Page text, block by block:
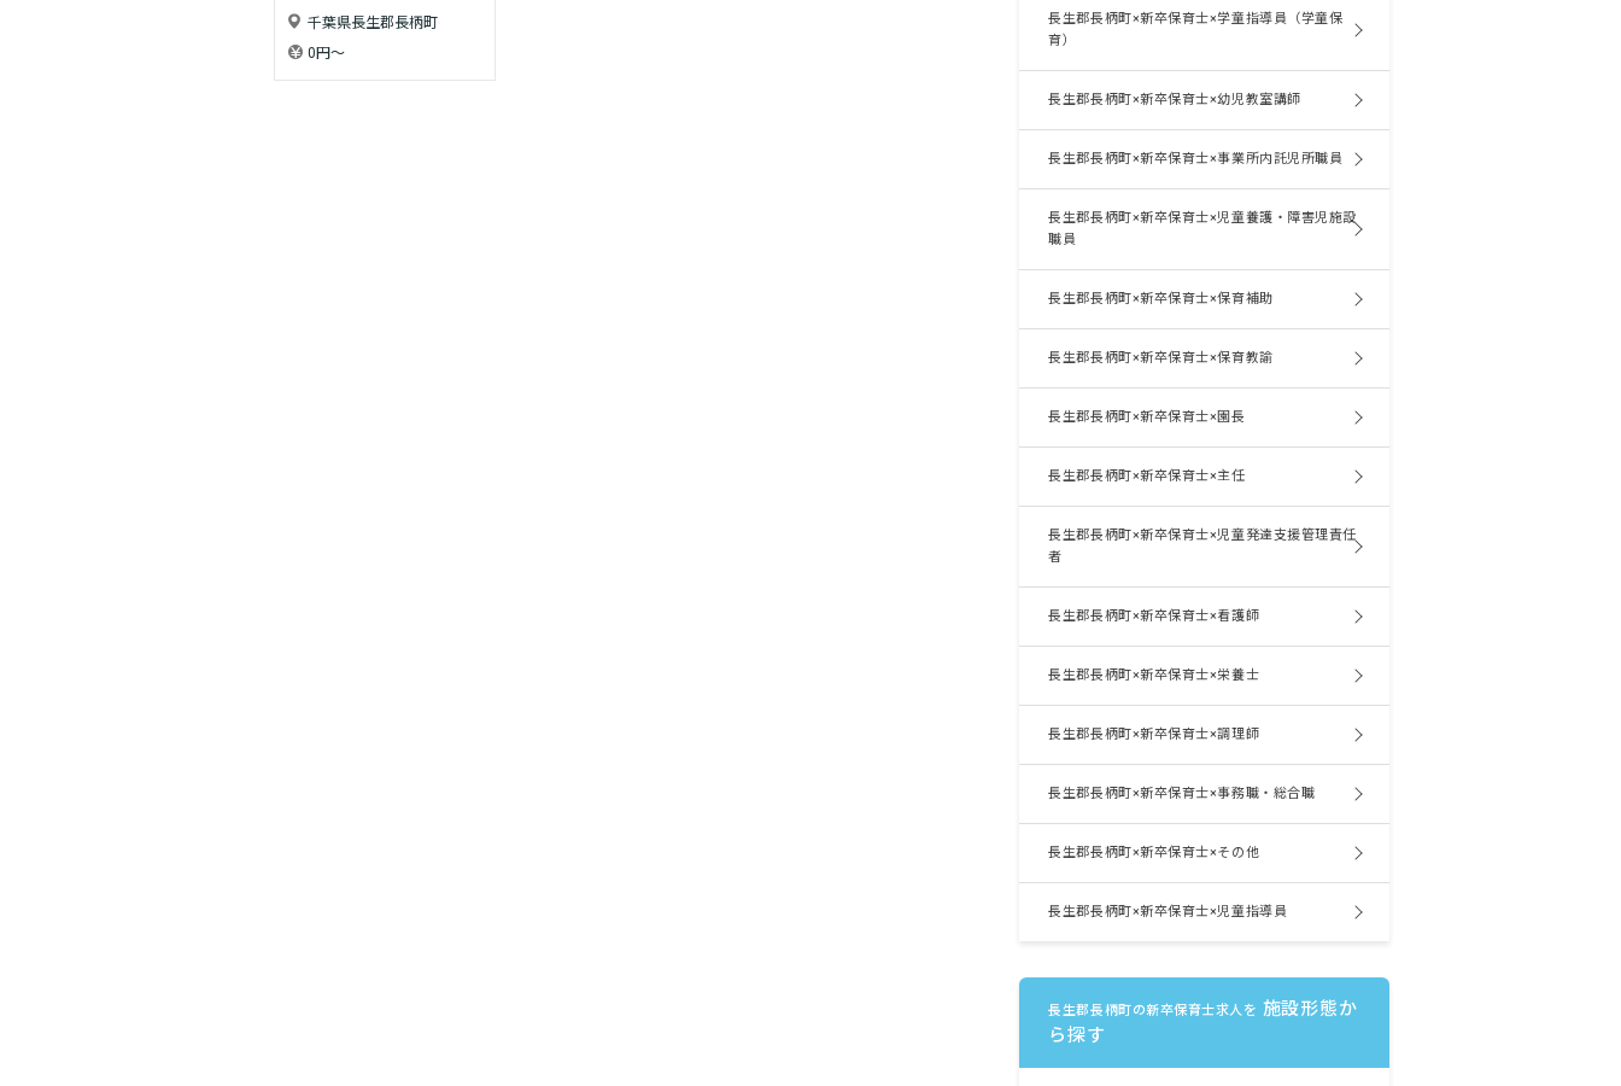
千葉県長生郡長柄町
0円〜
長生郡長柄町×新卒保育士×学童指導員（学童保
育）
長生郡長柄町×新卒保育士×幼児教室講師
長生郡長柄町×新卒保育士×事業所内託児所職員
長生郡長柄町×新卒保育士×児童養護・障害児施設
職員
長生郡長柄町×新卒保育士×保育補助
長生郡長柄町×新卒保育士×保育教諭
長生郡長柄町×新卒保育士×園長
長生郡長柄町×新卒保育士×主任
長生郡長柄町×新卒保育士×児童発達支援管理責任
者
長生郡長柄町×新卒保育士×看護師
長生郡長柄町×新卒保育士×栄養士
長生郡長柄町×新卒保育士×調理師
長生郡長柄町×新卒保育士×事務職・総合職
長生郡長柄町×新卒保育士×その他
長生郡長柄町×新卒保育士×児童指導員
長生郡長柄町の新卒保育士求人を 施設形態か
ら探す